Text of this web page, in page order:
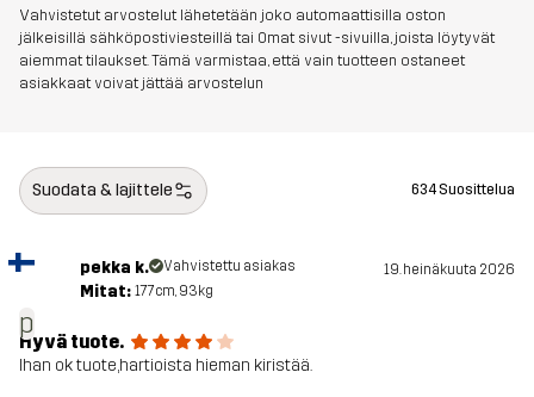
Aktiviteetteihin ALLROUND
Vahvistetut arvostelut lähetetään joko automaattisilla oston
jälkeisillä sähköpostiviesteillä tai Omat sivut -sivuilla, joista löytyvät
aiemmat tilaukset. Tämä varmistaa, että vain tuotteen ostaneet
asiakkaat voivat jättää arvostelun
Suodata & lajittele 634 Suosittelua
p
pekka k. Vahvistettu asiakas 19. heinäkuuta 2026
Mitat: 177cm, 93kg
Hyvä tuote.
Ihan ok tuote,hartioista hieman kiristää.